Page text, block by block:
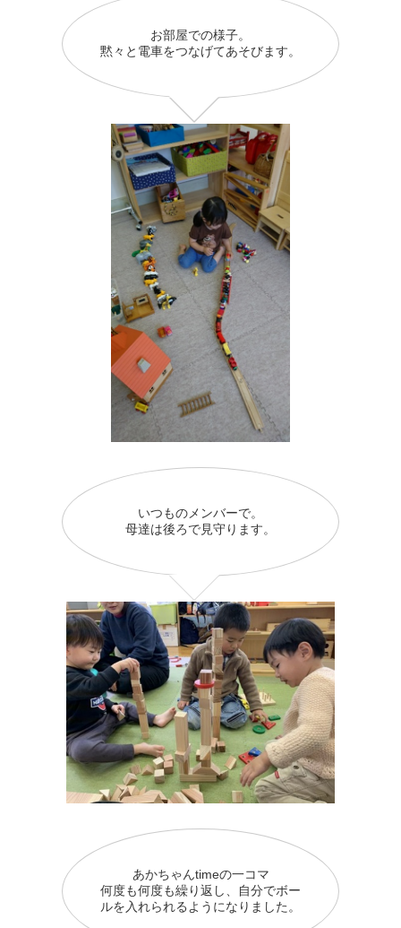
お部屋での様子。
黙々と電車をつなげてあそびます。
いつものメンバーで。
母達は後ろで見守ります。
あかちゃんtimeの一コマ
何度も何度も繰り返し、自分でボー
ルを入れられるようになりました。